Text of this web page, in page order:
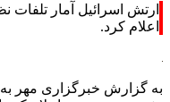
ارتش اسرائیل آمار تلفات
اعلام کرد.
به گزارش خبرگزاری مهر